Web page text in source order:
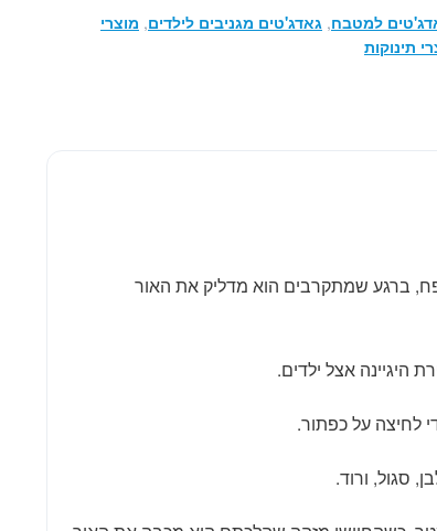
למטבח, גאדג'טים מגניבים לילדים, מוצרי
תינוקות
ברגע שמתקרבים הוא מדליק את האור
היגיינה אצל ילדים.
סגול, ורוד.